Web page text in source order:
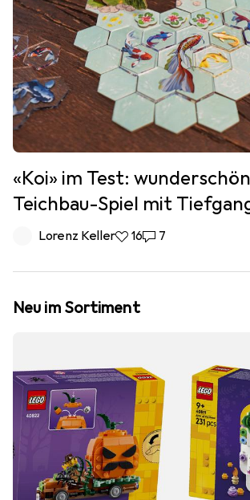
«Koi» im Test:
Teichbau-Spiel mit
Lorenz Keller16 Likes
167 Kommentare
7
Neu im Sortiment